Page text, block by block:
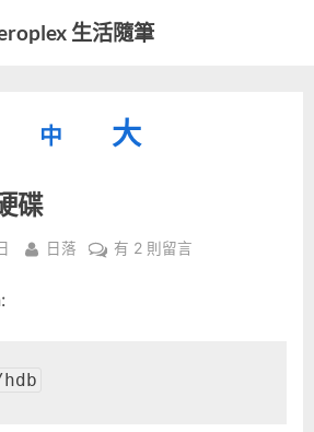
生活隨筆
型
小。
中
重
型
大
字
碟
By
日落
在
有 2 則留言